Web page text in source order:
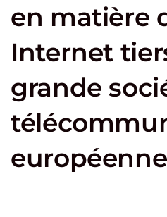
en matière
Internet
grande